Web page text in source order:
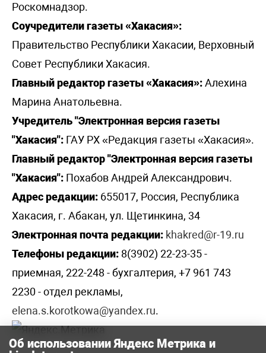
Роскомнадзор.
Соучредители газеты «Хакасия»:
Правительство Республики Хакасии, Верховный
Совет Республики Хакасия.
Главный редактор газеты «Хакасия»:Алехина
Марина Анатольевна.
Учредитель "Электронная версия газеты
"Хакасия": ГАУ РХ «Редакция газеты «Хакасия».
Главный редактор "Электронная версия газеты
"Хакасия": Похабов Андрей Александрович.
Адрес редакции: 655017, Россия, Республика
Хакасия, г. Абакан, ул. Щетинкина, 34
Электронная почта редакции: khakred@r-19.ru
Телефоны редакции: 8(3902) 22-23-35 -
приемная, 222-248 - бухгалтерия, +7 961 743
2230 - отдел рекламы,
elena.s.korotkowa@yandex.ru.
Об использовании Яндекс Метрика и